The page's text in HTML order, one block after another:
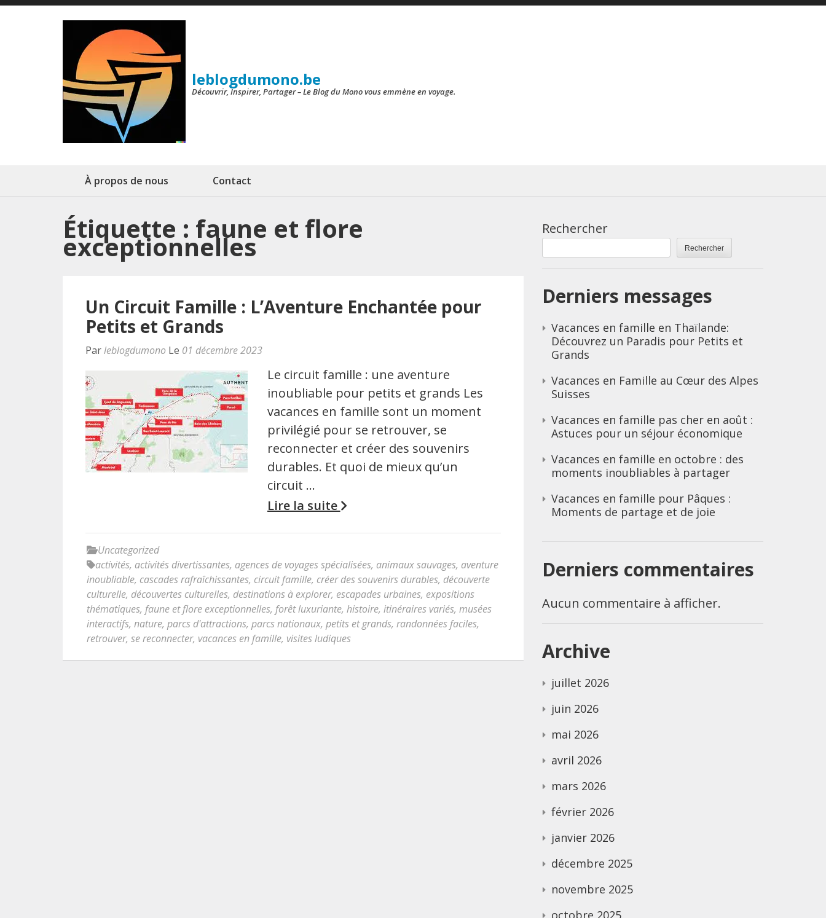
Aller
leblogdumono.be
Découvrir, Inspirer, Partager – Le Blog du Mono vous emmène en voyage.
À propos de nous Contact
Étiquette : faune et flore
exceptionnelles
Un Circuit Famille : L’Aventure Enchantée pour
Petits et Grands
Parleblogdumono Le 01 décembre 2023
Le circuit famille : une aventure
inoubliable pour petits et grands Les
vacances en famille sont un moment
privilégié pour se retrouver, se
reconnecter et créer des souvenirs
durables. Et quoi de mieux qu’un
circuit …
Lire la suite
Uncategorized
activités, activités divertissantes, agences de voyages spécialisées, animaux sauvages, aventure
inoubliable, cascades rafraîchissantes, circuit famille, créer des souvenirs durables, découverte
culturelle, découvertes culturelles, destinations à explorer, escapades urbaines, expositions
thématiques, faune et flore exceptionnelles, forêt luxuriante, histoire, itinéraires variés, musées
interactifs, nature, parcs d'attractions, parcs nationaux, petits et grands, randonnées faciles,
retrouver, se reconnecter, vacances en famille, visites ludiques
Rechercher
Rechercher
Derniers messages
Vacances en famille en Thaïlande:
Découvrez un Paradis pour Petits et
Grands
Vacances en Famille au Cœur des Alpes
Suisses
Vacances en famille pas cher en août :
Astuces pour un séjour économique
Vacances en famille en octobre : des
moments inoubliables à partager
Vacances en famille pour Pâques :
Moments de partage et de joie
Derniers commentaires
Aucun commentaire à afficher.
Archive
juillet 2026
juin 2026
mai 2026
avril 2026
mars 2026
février 2026
janvier 2026
décembre 2025
novembre 2025
octobre 2025